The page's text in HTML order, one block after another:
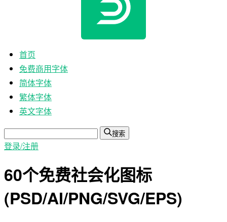
首页
免费商用字体
简体字体
繁体字体
英文字体
搜索
登录/注册
60个免费社会化图标
(PSD/AI/PNG/SVG/EPS)